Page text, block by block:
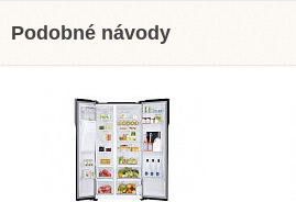
Podobné návody